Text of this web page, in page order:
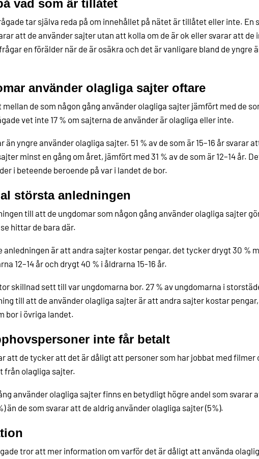
vad som är tillåtet
tar själva reda på om innehållet på nätet är tillåtet eller inte. En
att de använder sajter utan att kolla om de är ok eller svarar att de
en förälder när de är osäkra och det är vanligare bland de yngre
använder olagliga sajter oftare
de som någon gång använder olagliga sajter jämfört med de
vet inte 17 % om sajterna de använder är olagliga eller inte.
än yngre använder olagliga sajter. 51 % av de som är 15–16 år svarar
minst en gång om året, jämfört med 31 % av de som är 12–14 år.
i beteende beroende på var i landet de bor.
största anledningen
till att de ungdomar som någon gång använder olagliga sajter
hittar de bara där.
anledningen är att andra sajter kostar pengar, det tycker drygt 30 %
12–14 år och drygt 40 % i åldrarna 15-16 år.
skillnad sett till var ungdomarna bor. 27 % av ungdomarna i
till att de använder olagliga sajter är att andra sajter kostar
bor i övriga landet.
inte får betalt
att de tycker att det är dåligt att personer som har jobbat med filmer
från olagliga sajter.
använder olagliga sajter finns en betydligt högre andel som svarar
än de som svarar att de aldrig använder olagliga sajter (5%).
tror att mer information om varför det är dåligt att använda